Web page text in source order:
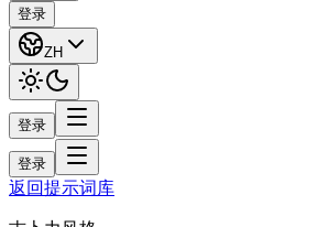
登录
ZH
登录
登录
返回提示词库